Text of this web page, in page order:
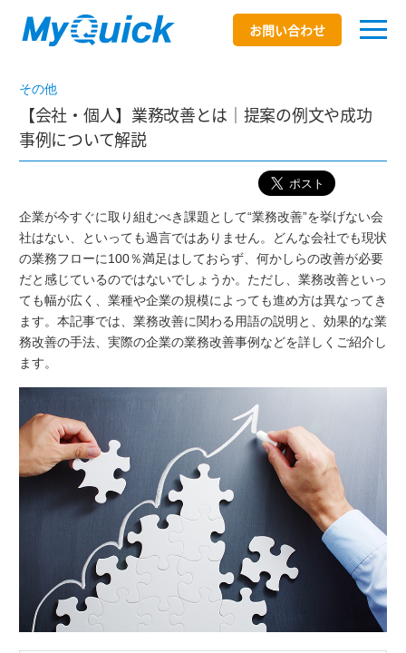
お問い合わせ
その他
【会社・個人】業務改善とは｜提案の例文や成功
事例について解説
企業が今すぐに取り組むべき課題として“業務改善”を挙げない会
社はない、といっても過言ではありません。どんな会社でも現状
の業務フローに100％満足はしておらず、何かしらの改善が必要
だと感じているのではないでしょうか。ただし、業務改善といっ
ても幅が広く、業種や企業の規模によっても進め方は異なってき
ます。本記事では、業務改善に関わる用語の説明と、効果的な業
務改善の手法、実際の企業の業務改善事例などを詳しくご紹介し
ます。